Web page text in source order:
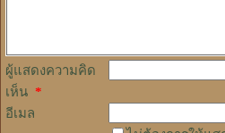
ผู้แสดงความคิด
เห็น *
อีเมล